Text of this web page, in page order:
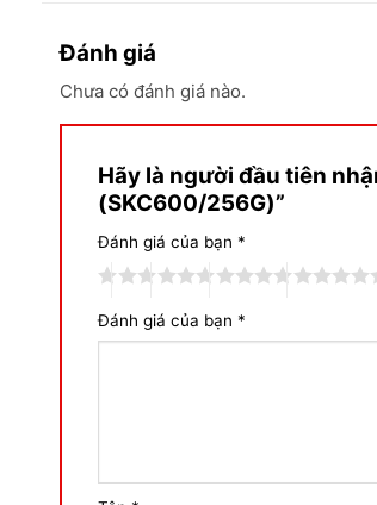
Đánh giá
Chưa có đánh giá nào.
Hãy là người đầu tiên
(SKC600/256G)”
Đánh giá của bạn *
Đánh giá của bạn *